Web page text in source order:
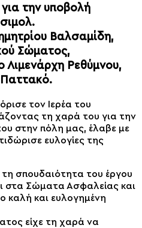
για την υποβολή
Βαλσαμίδη,
Σώματος,
Λιμενάρχη Ρεθύμνου,
τον Ιερέα του
τη χαρά του για την
στην πόλη μας, έλαβε με
ευλογίες της
σπουδαιότητα του έργου
στα Σώματα Ασφαλείας και
καλή και ευλογημένη
είχε τη χαρά να